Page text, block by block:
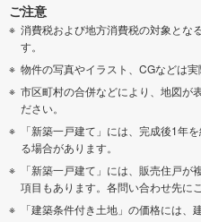
ご注意
消費税および地方消費税の対象とな
す。
物件の写真やイラスト、CGなどは実
市区町村の合併などにより、地図が
ださい。
「新築一戸建て」には、完成後1年
る場合があります。
「新築一戸建て」には、販売住戸
項目もあります。各問い合わせ先に
「建築条件付き土地」の価格には、